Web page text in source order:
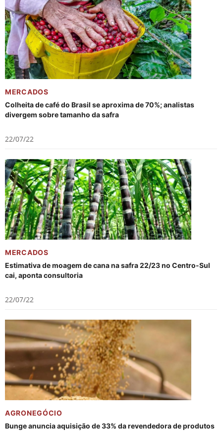
MERCADOS
Colheita de café do Brasil se aproxima de 70%; analistas
divergem sobre tamanho da safra
22/07/22
MERCADOS
Estimativa de moagem de cana na safra 22/23 no Centro-Sul
cai, aponta consultoria
22/07/22
AGRONEGÓCIO
Bunge anuncia aquisição de 33% da revendedora de produtos